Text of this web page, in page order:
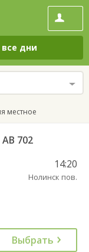
все дни
местное
702
14:20
Нолинск пов.
Выбрать